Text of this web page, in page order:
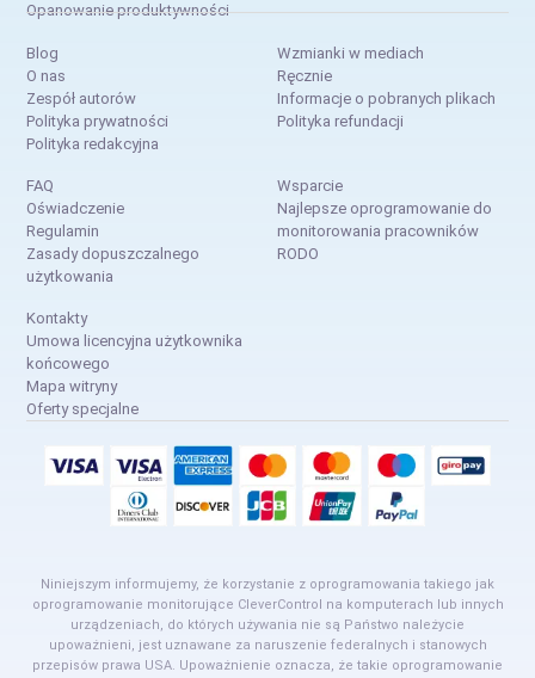
Opanowanie produktywności
Blog
O nas
Zespół autorów
Polityka prywatności
Polityka redakcyjna
Wzmianki w mediach
Ręcznie
Informacje o pobranych plikach
Polityka refundacji
FAQ
Oświadczenie
Regulamin
Zasady dopuszczalnego
użytkowania
Wsparcie
Najlepsze oprogramowanie do
monitorowania pracowników
RODO
Kontakty
Umowa licencyjna użytkownika
końcowego
Mapa witryny
Oferty specjalne
Niniejszym informujemy, że korzystanie z oprogramowania takiego jak
oprogramowanie monitorujące CleverControl na komputerach lub innych
urządzeniach, do których używania nie są Państwo należycie
upoważnieni, jest uznawane za naruszenie federalnych i stanowych
przepisów prawa USA. Upoważnienie oznacza, że takie oprogramowanie